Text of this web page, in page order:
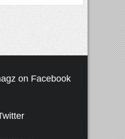
on Facebook